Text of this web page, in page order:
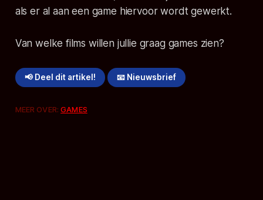
als er al aan een game hiervoor wordt gewerkt.
Van welke films willen jullie graag games zien?
📢 Deel dit artikel! 📧 Nieuwsbrief
MEER OVER:GAMES